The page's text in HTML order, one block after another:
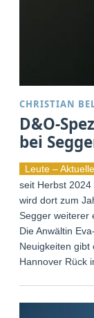
CHRISTIAN
D&O-
bei
Leute –
seit Herbst
wird dort zum
Segger weiterer
Die Anwältin
Neuigkeiten gibt
Hannover Rück